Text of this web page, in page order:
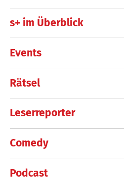
s+ im Überblick
Events
Rätsel
Leserreporter
Comedy
Podcast